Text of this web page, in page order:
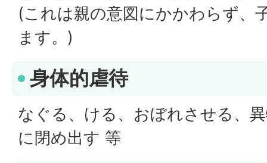
(これは親の意図にかかわらず、
ます。)
身体的虐待
なぐる、ける、おぼれさせる、
に閉め出す 等